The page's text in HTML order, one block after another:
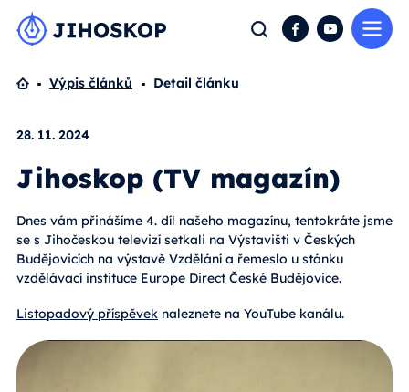
Hledat FacebookYouTube
Domů
Výpis článků Detail článku
28. 11. 2024
Jihoskop (TV magazín)
Dnes vám přinášíme 4. díl našeho magazínu, tentokráte jsme
se s Jihočeskou televizí setkali na Výstavišti v Českých
Budějovicích na výstavě Vzdělání a řemeslo u stánku
vzdělávací instituce Europe Direct České Budějovice.
Listopadový příspěvek naleznete na YouTube kanálu.